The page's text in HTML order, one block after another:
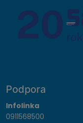
Podpora
Infolinka
0911568500